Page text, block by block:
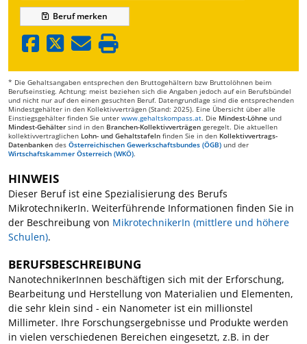
Berufmerken
* Die Gehaltsangaben entsprechen den Bruttogehältern bzw Bruttolöhnen beim
Berufseinstieg. Achtung: meist beziehen sich die Angaben jedoch auf ein Berufsbündel
und nicht nur auf den einen gesuchten Beruf. Datengrundlage sind die entsprechenden
Mindestgehälter in den Kollektivverträgen (Stand: 2025). Eine Übersicht über alle
Einstiegsgehälter finden Sie unter www.gehaltskompass.at. Die Mindest-Löhne und
Mindest-Gehälter sind in den Branchen-Kollektivverträgen geregelt. Die aktuellen
kollektivvertraglichen Lohn- und Gehaltstafeln finden Sie in den Kollektivvertrags-
Datenbanken des Österreichischen Gewerkschaftsbundes (ÖGB) und der
Wirtschaftskammer Österreich (WKÖ).
HINWEIS
Dieser Beruf ist eine Spezialisierung des Berufs
MikrotechnikerIn. Weiterführende Informationen finden Sie in
der Beschreibung von MikrotechnikerIn (mittlere und höhere
Schulen).
BERUFSBESCHREIBUNG
NanotechnikerInnen beschäftigen sich mit der Erforschung,
Bearbeitung und Herstellung von Materialien und Elementen,
die sehr klein sind - ein Nanometer ist ein millionstel
Millimeter. Ihre Forschungsergebnisse und Produkte werden
in vielen verschiedenen Bereichen eingesetzt, z.B. in der